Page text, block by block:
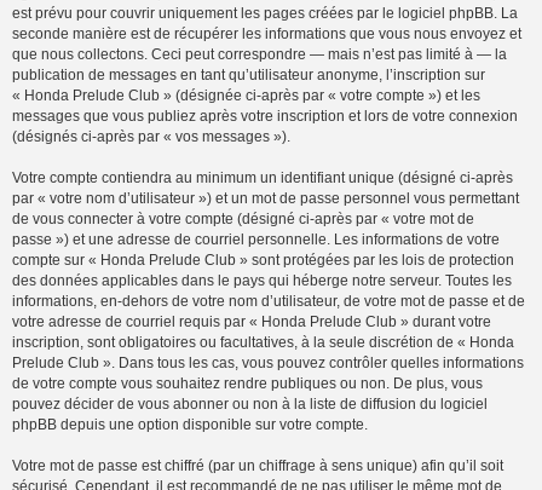
est prévu pour couvrir uniquement les pages créées par le logiciel phpBB. La
seconde manière est de récupérer les informations que vous nous envoyez et
que nous collectons. Ceci peut correspondre — mais n’est pas limité à — la
publication de messages en tant qu’utilisateur anonyme, l’inscription sur
« Honda Prelude Club » (désignée ci-après par « votre compte ») et les
messages que vous publiez après votre inscription et lors de votre connexion
(désignés ci-après par « vos messages »).
Votre compte contiendra au minimum un identifiant unique (désigné ci-après
par « votre nom d’utilisateur ») et un mot de passe personnel vous permettant
de vous connecter à votre compte (désigné ci-après par « votre mot de
passe ») et une adresse de courriel personnelle. Les informations de votre
compte sur « Honda Prelude Club » sont protégées par les lois de protection
des données applicables dans le pays qui héberge notre serveur. Toutes les
informations, en-dehors de votre nom d’utilisateur, de votre mot de passe et de
votre adresse de courriel requis par « Honda Prelude Club » durant votre
inscription, sont obligatoires ou facultatives, à la seule discrétion de « Honda
Prelude Club ». Dans tous les cas, vous pouvez contrôler quelles informations
de votre compte vous souhaitez rendre publiques ou non. De plus, vous
pouvez décider de vous abonner ou non à la liste de diffusion du logiciel
phpBB depuis une option disponible sur votre compte.
Votre mot de passe est chiffré (par un chiffrage à sens unique) afin qu’il soit
sécurisé. Cependant, il est recommandé de ne pas utiliser le même mot de